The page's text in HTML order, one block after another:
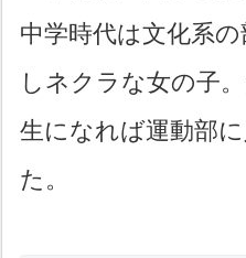
中学時代は文化系
しネクラな女の子
生になれば運動部
た。